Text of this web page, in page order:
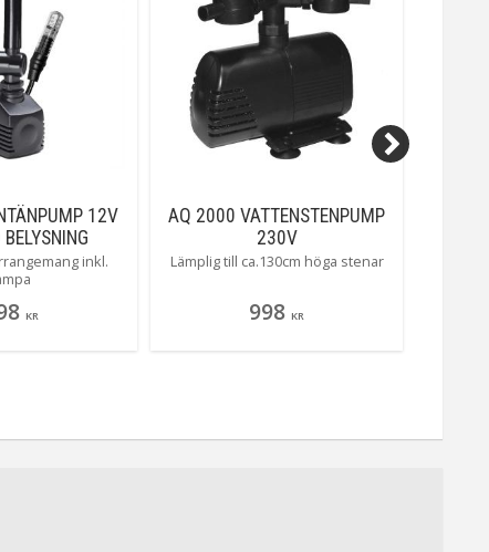
12V
inkl.
KR
AQ 2000 VATTENSTENPUMP
230V
Lämplig till ca.130cm höga stenar
998 KR